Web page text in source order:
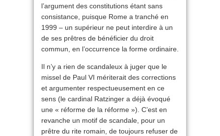
l’argument des constitutions étant sans
consistance, puisque Rome a tranché en
1999 – un supérieur ne peut interdire à un
de ses prêtres de bénéficier du droit
commun, en l’occurrence la forme ordinaire.
Il n’y a rien de scandaleux à juger que le
missel de Paul VI mériterait des corrections
et argumenter respectueusement en ce
sens (le cardinal Ratzinger a déjà évoqué
une « réforme de la réforme »). C’est en
revanche un motif de scandale, pour un
prêtre du rite romain, de toujours refuser de